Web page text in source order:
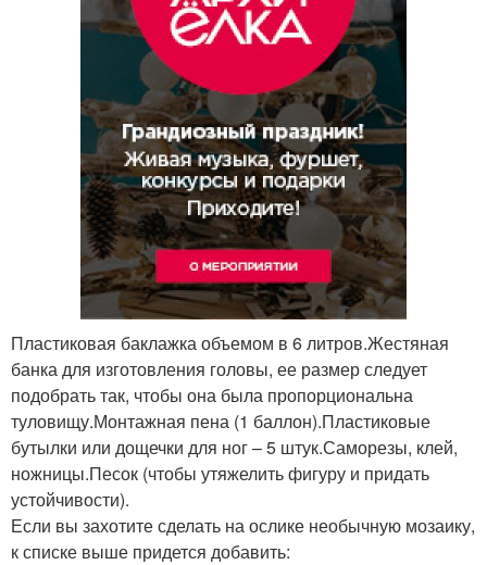
Пластиковая баклажка объемом в 6 литров.Жестяная
банка для изготовления головы, ее размер следует
подобрать так, чтобы она была пропорциональна
туловищу.Монтажная пена (1 баллон).Пластиковые
бутылки или дощечки для ног – 5 штук.Саморезы, клей,
ножницы.Песок (чтобы утяжелить фигуру и придать
устойчивости).
Если вы захотите сделать на ослике необычную мозаику,
к списке выше придется добавить: